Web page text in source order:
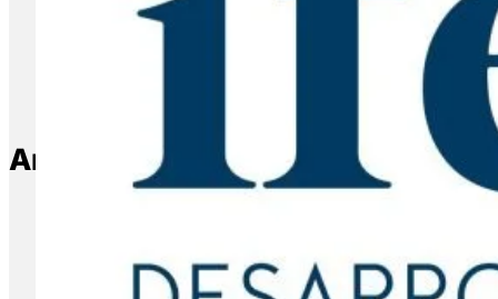
Artículos relacionados